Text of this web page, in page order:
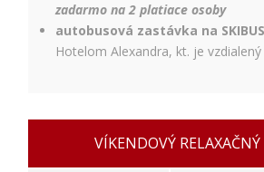
zadarmo na 2 platiace osoby
autobusová zastávka na
Hotelom Alexandra, kt. je
VÍKENDOVÝ
vašej návštevy
fungovala čo
najlepšie. Ak
tieto súbory